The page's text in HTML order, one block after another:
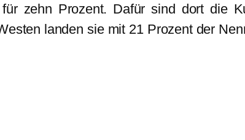
zehn Prozent. Dafür sind dort die
landen sie mit 21 Prozent der